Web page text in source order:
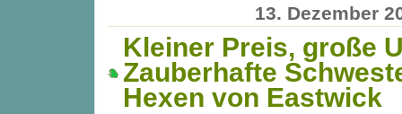
13. Dezember
Kleiner Preis, große
Zauberhafte
Hexen von Eastwick